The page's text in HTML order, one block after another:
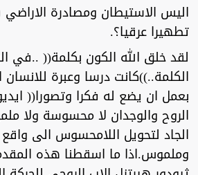
اليس الاستيطان ومصادرة
تطهيرا عرقيا؟.
لقد خلق الله الكون بكلمة(( ..في
الكلمة..))كانت درسا وعبرة للانسان
بعمل ان يضع له فكرا وتصورا((
الروح والوجدان لا محسوسة ولا
الجاد لتحويل اللامحسوس الى
وملموس.اذا ما اسقطنا هذه